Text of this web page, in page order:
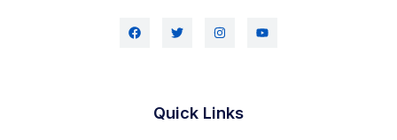
Quick Links